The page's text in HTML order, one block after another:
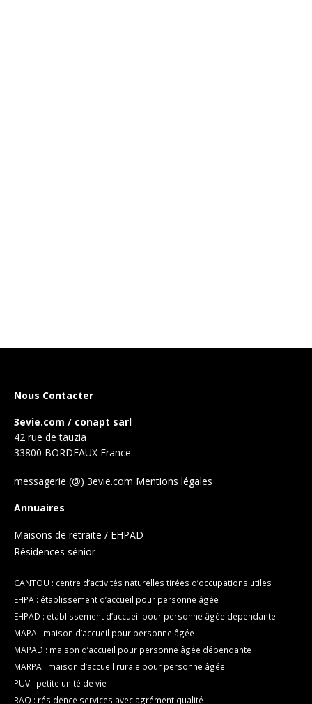
Nous Contacter
3evie.com / conapt sarl
42 rue de tauzia
33800 BORDEAUX France.
messagerie (@) 3evie.com Mentions légales
Annuaires
Maisons de retraite / EHPAD
Résidences sénior
CANTOU : centre d’activités naturelles tirées d’occupations utiles
EHPA : établissement d’accueil pour personne âgée
EHPAD : établissement d’accueil pour personne âgée dépendante
MAPA : maison d’accueil pour personne âgée
MAPAD : maison d’accueil pour personne âgée dépendante
MARPA : maison d’accueil rurale pour personne âgée
PUV : petite unité de vie
RAQ : résidence services avec agrément qualité